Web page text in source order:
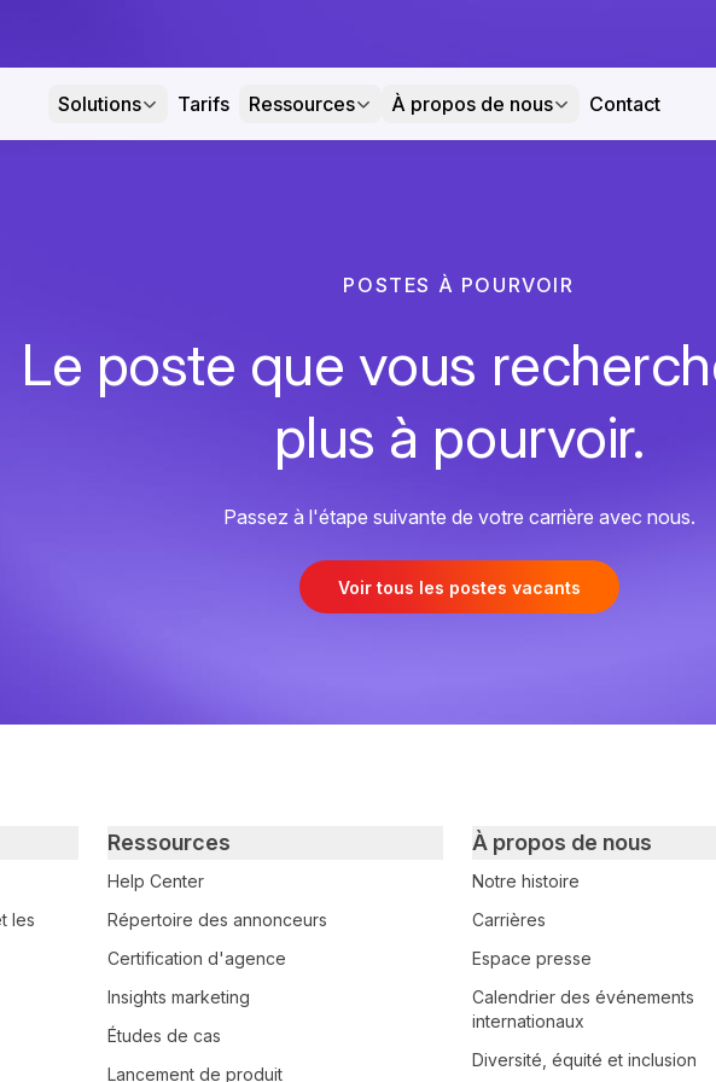
Solutions Tarifs Ressources À propos de nous Contact
POSTES À POURVOIR
Le poste que vous
plus à pourvoir.
Passez à l'étape suivante de votre carrière avec nous.
Voir tous les postes vacants
les
Ressources
Help Center
Répertoire des annonceurs
Certification d'agence
Insights marketing
Études de cas
Lancement de produit
À propos de nous
Notre histoire
Carrières
Espace presse
Calendrier des événements
internationaux
Diversité, équité et inclusion